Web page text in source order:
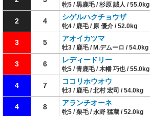
牝5 / 黒鹿毛 / 杉原 誠人 / 55.0kg
2 4 シゲルハクチョウザ
牝4 / 鹿毛 / 原 優介 / 52.0kg
3 5 アオイカツマ
牡3 / 鹿毛 / M.デムーロ / 54.0kg
3 6 レディードリー
牝5 / 青鹿毛 / 木幡 巧也 / 55.0kg
4 7 ココリホウオウ
牡3 / 鹿毛 / 北村 宏司 / 54.0kg
4 8 アランチオーネ
牝5 / 栗毛 / 永野 猛蔵 / 52.0kg